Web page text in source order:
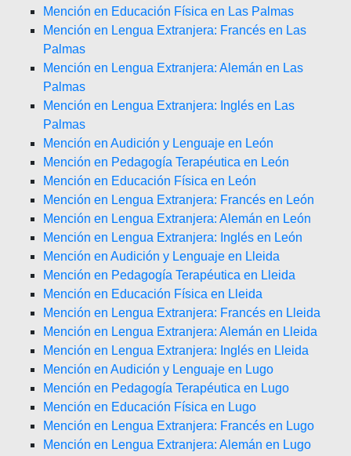
Mención en Educación Física en Las Palmas
Mención en Lengua Extranjera: Francés en Las
Palmas
Mención en Lengua Extranjera: Alemán en Las
Palmas
Mención en Lengua Extranjera: Inglés en Las
Palmas
Mención en Audición y Lenguaje en León
Mención en Pedagogía Terapéutica en León
Mención en Educación Física en León
Mención en Lengua Extranjera: Francés en León
Mención en Lengua Extranjera: Alemán en León
Mención en Lengua Extranjera: Inglés en León
Mención en Audición y Lenguaje en Lleida
Mención en Pedagogía Terapéutica en Lleida
Mención en Educación Física en Lleida
Mención en Lengua Extranjera: Francés en Lleida
Mención en Lengua Extranjera: Alemán en Lleida
Mención en Lengua Extranjera: Inglés en Lleida
Mención en Audición y Lenguaje en Lugo
Mención en Pedagogía Terapéutica en Lugo
Mención en Educación Física en Lugo
Mención en Lengua Extranjera: Francés en Lugo
Mención en Lengua Extranjera: Alemán en Lugo